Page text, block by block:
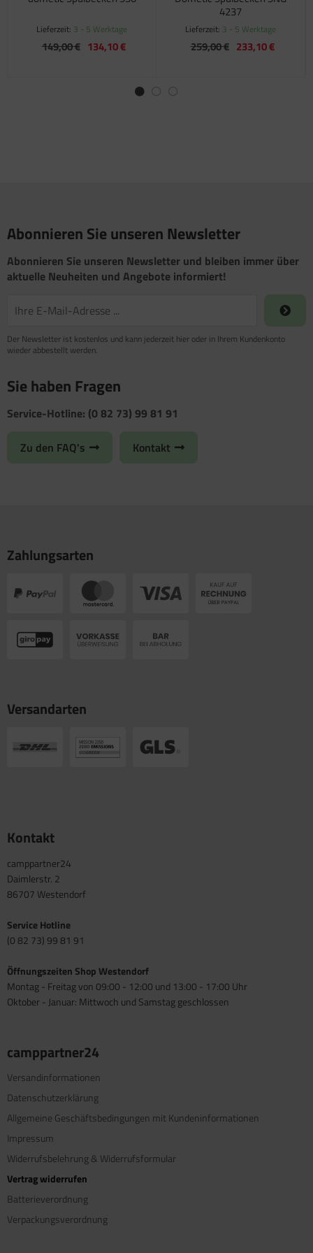
Lieferzeit: 3 - 5 Werktage
149,00 € 134,10 €
4237
Lieferzeit: 3 - 5 Werktage
259,00 € 233,10 €
Abonnieren Sie unseren Newsletter
Abonnieren Sie unseren Newsletter und bleiben immer über
aktuelle Neuheiten und Angebote informiert!
Der Newsletter ist kostenlos und kann jederzeit hier oder in Ihrem Kundenkonto
wieder abbestellt werden.
Sie haben Fragen
Service-Hotline: (0 82 73) 99 81 91
Zu den FAQ's Kontakt
Zahlungsarten
Versandarten
Kontakt
camppartner24
Daimlerstr. 2
86707 Westendorf
Service Hotline
(0 82 73) 99 81 91
Öffnungszeiten Shop Westendorf
Montag - Freitag von 09:00 - 12:00 und 13:00 - 17:00 Uhr
Oktober - Januar: Mittwoch und Samstag geschlossen
camppartner24
Versandinformationen
Datenschutzerklärung
Allgemeine Geschäftsbedingungen mit Kundeninformationen
Impressum
Widerrufsbelehrung & Widerrufsformular
Vertrag widerrufen
Batterieverordnung
Verpackungsverordnung